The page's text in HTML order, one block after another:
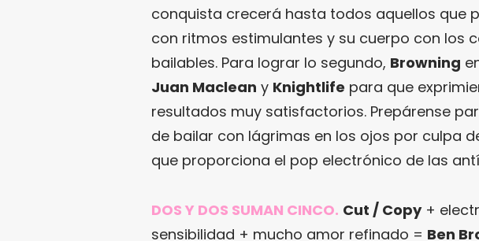
conquista crecerá hasta todos aquellos que
con ritmos estimulantes y su cuerpo con los
bailables. Para lograr lo segundo, Browning
Juan Maclean y Knightlife para que
resultados muy satisfactorios. Prepárense
de bailar con lágrimas en los ojos por culpa
que proporciona el pop electrónico de las
DOS Y DOS SUMAN CINCO. Cut / Copy+
sensibilidad + mucho amor refinado = Ben